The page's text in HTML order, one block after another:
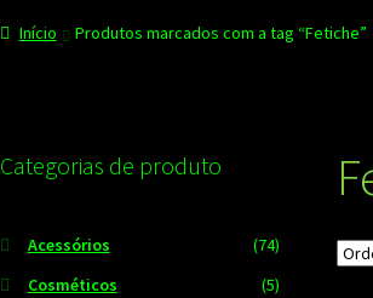
Início Produtos marcados com a tag “Fetiche”
Categorias de produto
Acessórios
(74)
Cosméticos
(5)